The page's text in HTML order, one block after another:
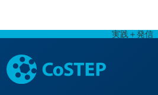
実践＋発信